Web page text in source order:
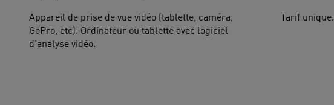
Appareil de prise de vue vidéo (tablette, caméra,
GoPro, etc). Ordinateur ou tablette avec logiciel
d’analyse vidéo.
Tarif unique.